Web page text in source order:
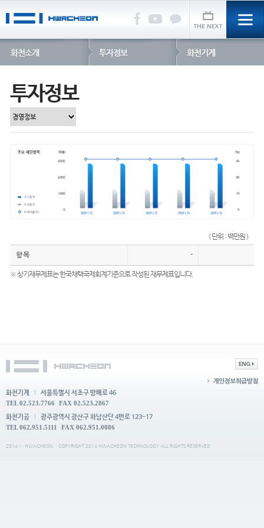
화천소개 투자정보 화천기계
투자정보
( 단위 : 백만원 )
항 목 -
※ 상기재무제표는 한국채택국제회계기준으로 작성된 재무제표입니다.
화천기계
서울특별시 서초구 방배로 46
TEL 02.523.7766
FAX 02.523.2867
화천기공
광주광역시 광산구 하남산단 4번로 123-17
TEL 062.951.5111
FAX 062.951.0086
2014 ⓒ HWACHEON COPYRIGHT 2014 HWACHEON TECHNOLOGY ALL RIGHTS RESERVED